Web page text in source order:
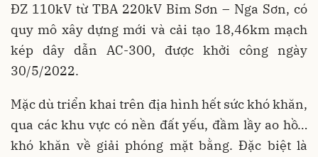
ĐZ 110kV từ TBA 220kV Bỉm Sơn – Nga Sơn, có
quy mô xây dựng mới và cải tạo 18,46km mạch
kép dây dẫn AC-300, được khởi công ngày
30/5/2022.
Mặc dù triển khai trên địa hình hết sức khó khăn,
qua các khu vực có nền đất yếu, đầm lầy ao hồ…
khó khăn về giải phóng mặt bằng. Đặc biệt là